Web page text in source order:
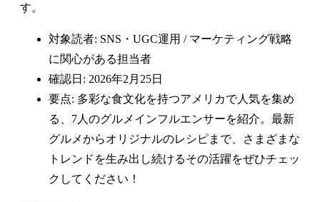
す。
対象読者: SNS・UGC運用 / マーケティング戦略
に関心がある担当者
確認日: 2026年2月25日
要点: 多彩な食文化を持つアメリカで人気を集め
る、7人のグルメインフルエンサーを紹介。最新
グルメからオリジナルのレシピまで、さまざまな
トレンドを生み出し続けるその活躍をぜひチェッ
クしてください！